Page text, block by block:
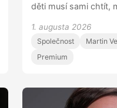
děti musí sami chtít,
komfortní zóny. Je
tady jednoho z
světě. Nemohou ale
Choupenitch. „Před
testuje, protože se
1. augusta 2026
Společnost
Martin
Premium